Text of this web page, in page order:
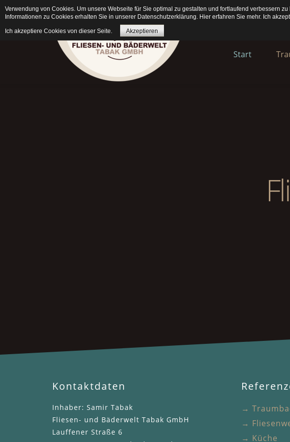
Start
Kontaktdaten
Inhaber: Samir Tabak
Fliesen- und Bäderwelt Tabak GmbH
Lauffener Straße 6
→
→
→ Küche
Verwendung von Cookies. Um unsere Webseite für Sie optimal zu gestalten und fortlaufend verbessern
Informationen zu Cookies erhalten Sie in unserer Datenschutzerklärung. Hier erfahren Sie mehr. Ich
Ich akzeptiere Cookies von dieser Seite. Akzeptieren